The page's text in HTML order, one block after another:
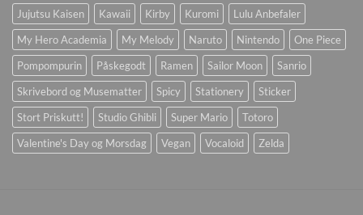
Jujutsu Kaisen
Kawaii Kirby Kuromi
Lulu Anbefaler
My Hero Academia
My Melody Naruto Nintendo
One Piece
Pompompurin
Påskegodt Ramen Sailor Moon
Sanrio
Skrivebord og Musematter
Spicy Stationery
Sticker
Stort Priskutt!
Studio Ghibli Super Mario
Totoro
Valentine's Day og Morsdag
Vegan Vocaloid Zelda